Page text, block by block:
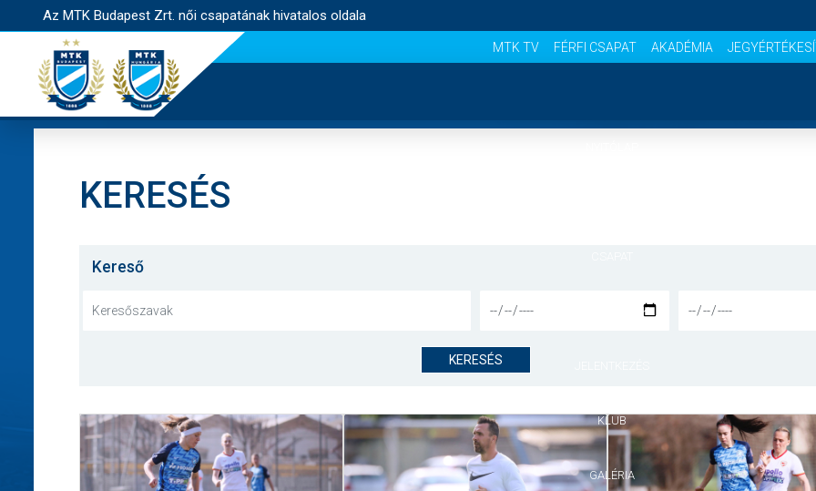
Az MTK Budapest Zrt. női csapatának hivatalos oldala
MTK TV FÉRFI CSAPAT AKADÉMIA
MÉRKŐZÉSEK
KLUB
GALÉRIA
KERESÉS
Kereső
KERESÉS